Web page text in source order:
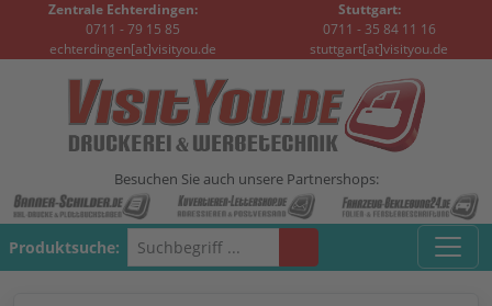
Zentrale Echterdingen:
0711 - 79 15 85
echterdingen[at]visityou.de
Stuttgart:
0711 - 35 84 11 16
stuttgart[at]visityou.de
Besuchen Sie auch unsere Partnershops:
Produktsuche: